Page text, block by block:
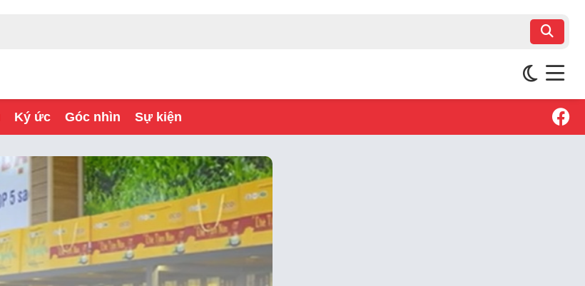
Ký ức Góc nhìn Sự kiện